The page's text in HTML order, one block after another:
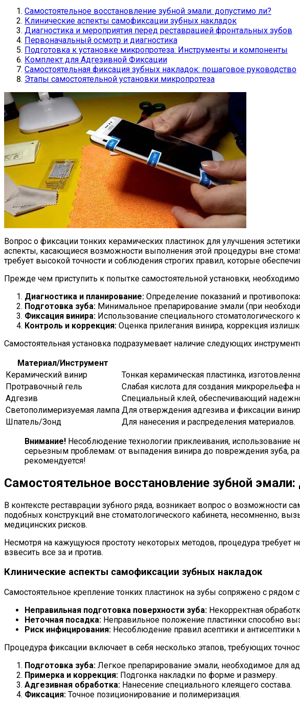
Самостоятельное восстановление зубной эмали: допустимо ли?
Клинические аспекты самофиксации зубных накладок
Диагностика и мероприятия перед реставрацией фронтальных зубов
Первоначальный осмотр и диагностика
Подготовка к установке микропротеза: Инструменты и компоненты
Комплект для Адгезивной Фиксации
Самостоятельная фиксация зубных накладок: пошаговое руководство
Этапы самостоятельной установки микропротеза
Вопрос о фиксации тонких керамических пластинок для улучшения
аспекты, касающиеся возможности выполнения этой процедуры вне
требует высокой точности и соблюдения строгих правил, которые
Прежде чем приступить к попытке самостоятельной установки,
Диагностика и планирование: Определение показаний и
Подготовка зуба: Минимальное препарирование эмали (при
Фиксация винира: Использование специального
Контроль и коррекция: Оценка прилегания винира, коррекция
Самостоятельная установка подразумевает наличие следующих
Материал/Инструмент
Керамический винир
Тонкая керамическая пластинка,
Протравочный гель
Слабая кислота для создания микрорельефа
Адгезив
Специальный клей, обеспечивающий
Светополимеризуемая лампа Для отверждения адгезива и фиксации
Шпатель/Зонд
Для нанесения и распределения материалов.
Внимание! Несоблюдение технологии приклеивания, использование
серьезным проблемам: от выпадения винира до повреждения зуба,
рекомендуется!
Самостоятельное восстановление зубной
В контексте реставрации зубного ряда, возникает вопрос о возможности
подобных конструкций вне стоматологического кабинета, несомненно,
медицинских рисков.
Несмотря на кажущуюся простоту некоторых методов, процедура требует
взвесить все за и против.
Клинические аспекты самофиксации зубных накладок
Самостоятельное крепление тонких пластинок на зубы сопряжено с рядом
Неправильная подготовка поверхности зуба: Некорректная
Неточная посадка: Неправильное положение пластинки способно
Риск инфицирования: Несоблюдение правил асептики и
Процедура фиксации включает в себя несколько этапов, требующих
Подготовка зуба: Легкое препарирование эмали, необходимое для
Примерка и коррекция: Подгонка накладки по форме и размеру.
Адгезивная обработка: Нанесение специального клеящего состава.
Фиксация: Точное позиционирование и полимеризация.